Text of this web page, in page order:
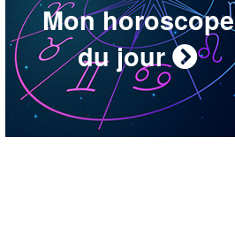
Mon horoscope
du jour